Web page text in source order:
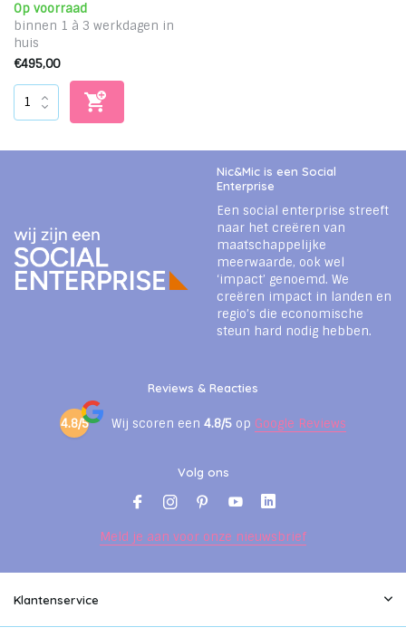
Op voorraad
binnen 1 à 3 werkdagen in
huis
€495,00
Nic&Mic is een Social
Enterprise
Een social enterprise streeft
naar het creëren van
maatschappelijke
meerwaarde, ook wel
‘impact’ genoemd. We
creëren impact in landen en
regio’s die economische
steun hard nodig hebben.
Reviews & Reacties
4.8/5 Wij scoren een 4.8/5 op Google Reviews
Volg ons
Meld je aan voor onze nieuwsbrief
Klantenservice